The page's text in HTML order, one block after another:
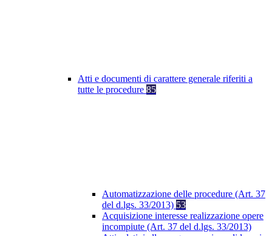
Atti e documenti di carattere generale riferiti a
tutte le procedure 85
Automatizzazione delle procedure (Art. 37
del d.lgs. 33/2013) 53
Acquisizione interesse realizzazione opere
incompiute (Art. 37 del d.lgs. 33/2013)